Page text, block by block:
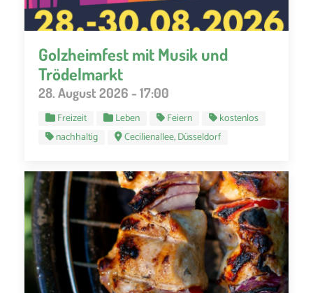
Golzheimfest mit Musik und
Trödelmarkt
28. August 2026 - 17:00
Freizeit Leben Feiern
kostenlos
nachhaltig
Cecilienallee, Düsseldorf